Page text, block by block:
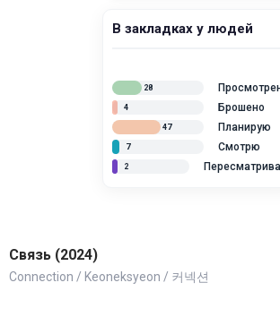
В закладках у людей
28
Брошено
4
Планирую
47
Смотрю
7
2
Связь (2024)
Connection / Keoneksyeon / 커넥션